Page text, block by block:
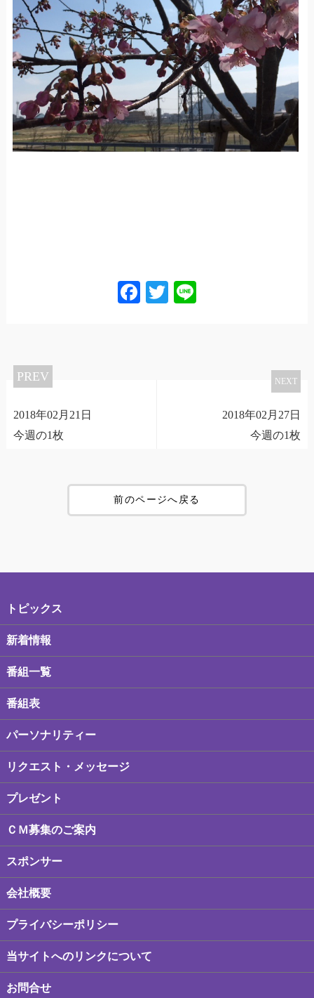
Facebook
Twitter
PREV
2018年02月21日
今週の1枚
NEXT
2018年02月27日
今週の1枚
前のページへ戻る
トピックス
新着情報
番組一覧
番組表
パーソナリティー
リクエスト・メッセージ
プレゼント
ＣＭ募集のご案内
スポンサー
会社概要
プライバシーポリシー
当サイトへのリンクについて
お問合せ